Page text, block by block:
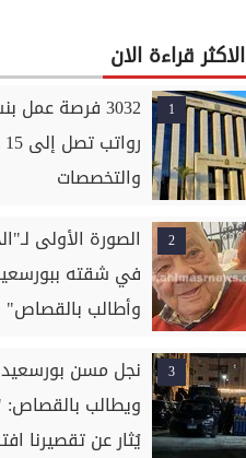
الاكثر قراءة الان
1
3032 فرصة
والتخصصات
2
الصورة الأولى
في شقته
وأطالب بالقصاص"
3
نجل مسن بورسعيد
ويطالب
يُثار عن تقصيرنا